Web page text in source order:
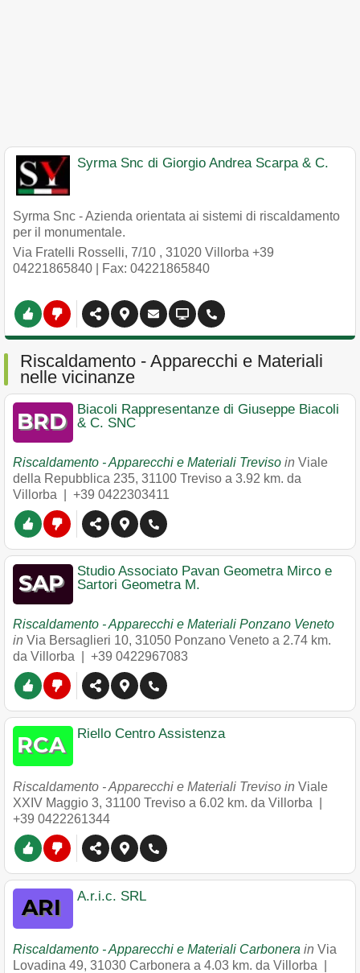
Syrma Snc di Giorgio Andrea Scarpa & C.
Syrma Snc - Azienda orientata ai sistemi di riscaldamento
per il monumentale.
Via Fratelli Rosselli, 7/10 , 31020 Villorba +39
04221865840 | Fax: 04221865840
Riscaldamento - Apparecchi e Materiali
nelle vicinanze
Biacoli Rappresentanze di Giuseppe Biacoli
& C. SNC
Riscaldamento - Apparecchi e Materiali Treviso in Viale
della Repubblica 235, 31100 Treviso a 3.92 km. da
Villorba | +39 0422303411
Studio Associato Pavan Geometra Mirco e
Sartori Geometra M.
Riscaldamento - Apparecchi e Materiali Ponzano Veneto
in Via Bersaglieri 10, 31050 Ponzano Veneto a 2.74 km.
da Villorba | +39 0422967083
Riello Centro Assistenza
Riscaldamento - Apparecchi e Materiali Treviso in Viale
XXIV Maggio 3, 31100 Treviso a 6.02 km. da Villorba |
+39 0422261344
A.r.i.c. SRL
Riscaldamento - Apparecchi e Materiali Carbonera in Via
Lovadina 49, 31030 Carbonera a 4.03 km. da Villorba |